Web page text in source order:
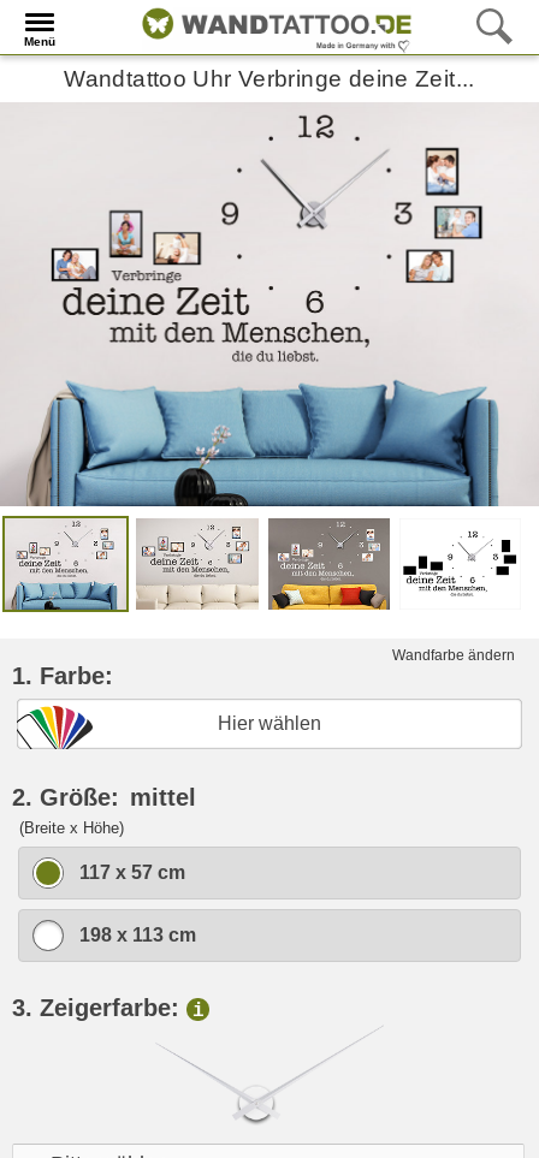
Menü
Wandtattoo Uhr Verbringe deine Zeit...
Wandfarbe ändern
1. Farbe:
Hier wählen
2. Größe: mittel
(Breite x Höhe)
117 x 57 cm
198 x 113 cm
3. Zeigerfarbe: i